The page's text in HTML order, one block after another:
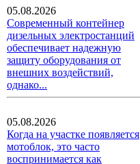
05.08.2026
Современный контейнер
дизельных электростанций
обеспечивает надежную
защиту оборудования от
внешних воздействий,
однако...
05.08.2026
Когда на участке появляется
мотоблок, это часто
воспринимается как